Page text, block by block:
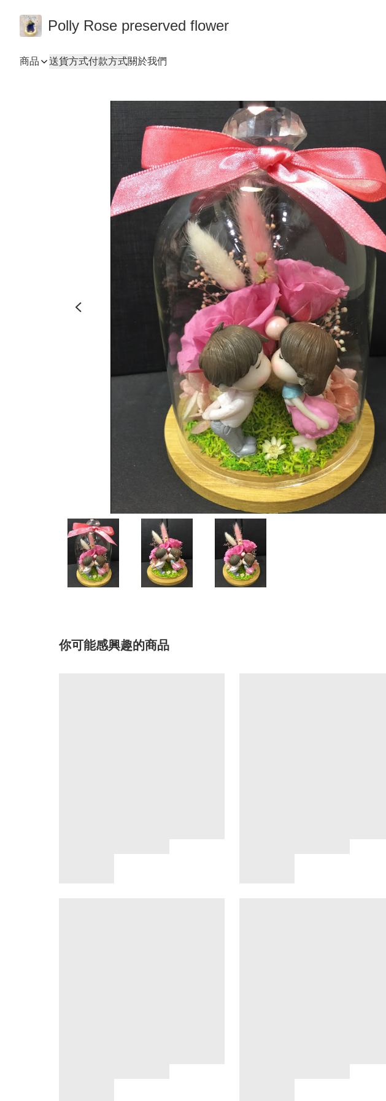
Polly Rose preserved flower
商品 送貨方式付款方式關於我們
你可能感興趣的商品